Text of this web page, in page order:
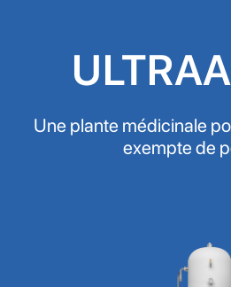
Une plante médicinale
exempte de